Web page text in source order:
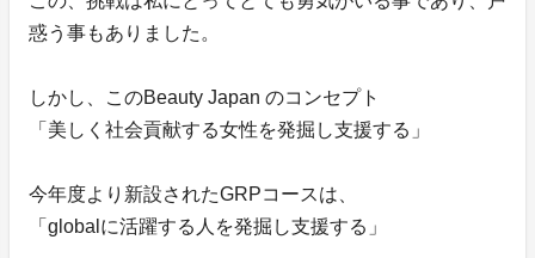
惑う事もありました。
しかし、このBeauty Japan のコンセプト
「美しく社会貢献する女性を発掘し支援する」
今年度より新設されたGRPコースは、
「globalに活躍する人を発掘し支援する」